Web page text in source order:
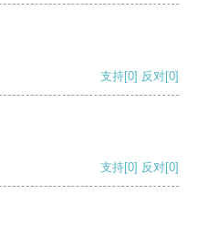
支持[0] 反对[0]
支持[0] 反对[0]